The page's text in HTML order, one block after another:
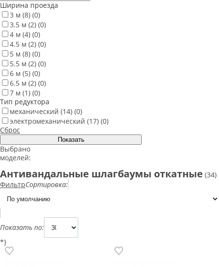
Ширина проезда
3 м (8) (0)
3.5 м (2) (0)
4 м (4) (0)
4.5 м (2) (0)
5 м (8) (0)
5.5 м (2) (0)
6 м (5) (0)
6.5 м (2) (0)
7 м (1) (0)
Тип редуктора
механический (14) (0)
электромеханический (17) (0)
Сброс
Выбрано
моделей:
Антивандальные шлагбаумы откатные (34)
ФильтрСортировка:
Показать по:
*}